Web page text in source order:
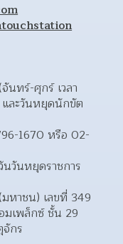
นทร์-ศุกร์ เวลา
ละวันหยุดนักขัต
1670 หรือ 02-
วันหยุดราชการ
หาชน) เลขที่ 349
มเพล็กซ์ ชั้น 29
กร